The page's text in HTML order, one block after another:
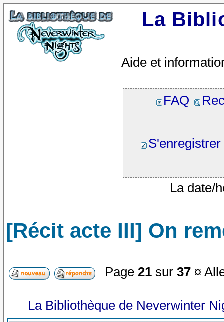
La
Aide et
FAQ
S'enregistrer
La date/
[Récit acte III] On
Page21 sur37 ¤
La Bibliothèque de Neverwinter